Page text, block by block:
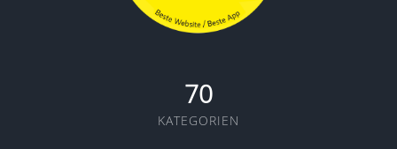
70
KATEGORIEN